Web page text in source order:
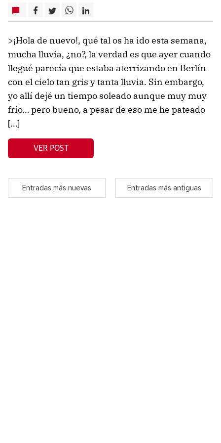
>¡Hola de nuevo!, qué tal os ha ido esta semana,
mucha lluvia, ¿no?, la verdad es que ayer cuando
llegué parecía que estaba aterrizando en Berlín
con el cielo tan gris y tanta lluvia. Sin embargo,
yo allí dejé un tiempo soleado aunque muy muy
frío… pero bueno, a pesar de eso me he pateado
[…]
VER POST
Entradas más nuevas Entradas más antiguas